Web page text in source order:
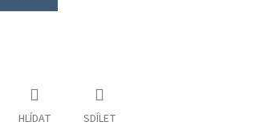
HLÍDAT SDÍLET